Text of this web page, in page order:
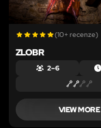
(10+ recenze)
ZLOBR
2 – 6
VIEW MORE